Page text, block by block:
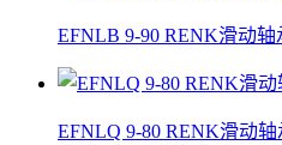
EFNLB 9-90 RENK滑动
EFNLQ 9-80 RENK滑动